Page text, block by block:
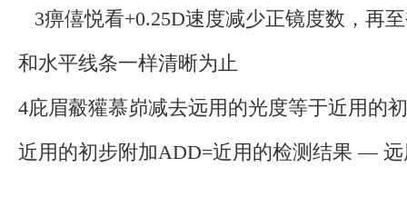
3痹僖悦看+0.25D速度减少正镜度数，再
和水平线条一样清晰为止
4庇眉觳獾慕峁减去远用的光度等于近用的
近用的初步附加ADD=近用的检测结果 —